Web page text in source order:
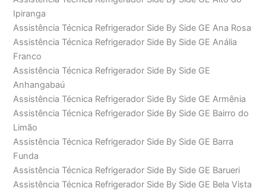
Ipiranga
Assistência Técnica Refrigerador Side By Side GE Ana Rosa
Assistência Técnica Refrigerador Side By Side GE Anália
Franco
Assistência Técnica Refrigerador Side By Side GE
Anhangabaú
Assistência Técnica Refrigerador Side By Side GE Armênia
Assistência Técnica Refrigerador Side By Side GE Bairro do
Limão
Assistência Técnica Refrigerador Side By Side GE Barra
Funda
Assistência Técnica Refrigerador Side By Side GE Barueri
Assistência Técnica Refrigerador Side By Side GE Bela Vista